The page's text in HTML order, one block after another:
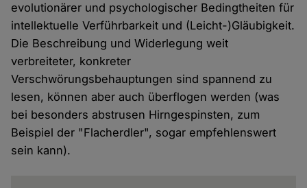
evolutionärer und psychologischer Bedingtheiten für
intellektuelle Verführbarkeit und (Leicht-)Gläubigkeit.
Die Beschreibung und Widerlegung weit
verbreiteter, konkreter
Verschwörungsbehauptungen sind spannend zu
lesen, können aber auch überflogen werden (was
bei besonders abstrusen Hirngespinsten, zum
Beispiel der "Flacherdler", sogar empfehlenswert
sein kann).